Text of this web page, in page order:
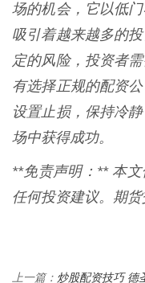
场的机会，它以低
吸引着越来越多的
定的风险，投资者
有选择正规的配资
设置止损，保持冷
场中获得成功。
**免责声明：** 本
任何投资建议。期货
上一篇： 炒股配资技巧 德